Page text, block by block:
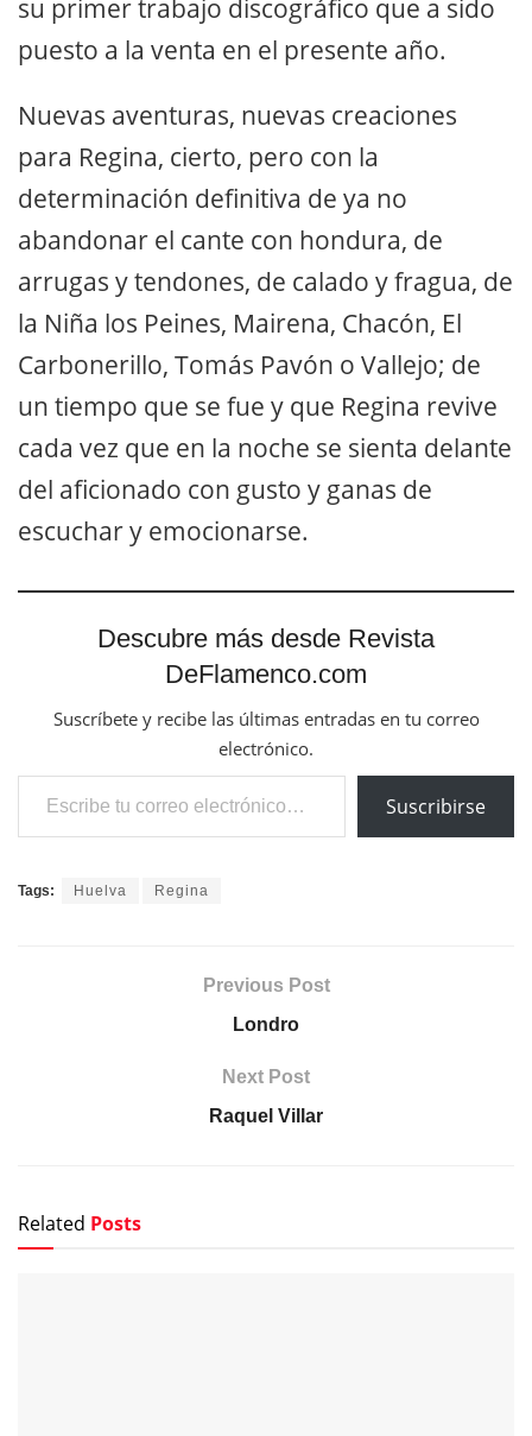
su primer trabajo discográfico que a sido
puesto a la venta en el presente año.
Nuevas aventuras, nuevas creaciones
para Regina, cierto, pero con la
determinación definitiva de ya no
abandonar el cante con hondura, de
arrugas y tendones, de calado y fragua, de
la Niña los Peines, Mairena, Chacón, El
Carbonerillo, Tomás Pavón o Vallejo; de
un tiempo que se fue y que Regina revive
cada vez que en la noche se sienta delante
del aficionado con gusto y ganas de
escuchar y emocionarse.
Descubre más desde Revista
DeFlamenco.com
Suscríbete y recibe las últimas entradas en tu correo
electrónico.
Escribe tu correo electrónico…
Suscribirse
Tags: Huelva Regina
Previous Post
Londro
Next Post
Raquel Villar
Related Posts